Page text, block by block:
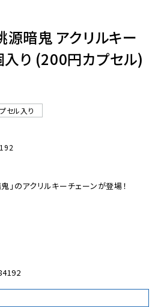
ガイド
7659
源暗鬼 アクリルキー
入り (200円カプセル)
セル入り
」のアクリルキーチェーンが登場！